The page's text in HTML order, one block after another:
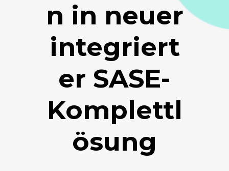
n in neuer
integriert
er SASE-
Komplettl
ösung